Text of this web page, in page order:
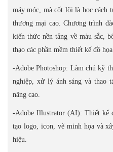
máy móc, mà cốt lõi là học cách
thương mại cao. Chương trình
kiến thức nền tảng về màu sắc,
thạo các phần mềm thiết kế đồ
-Adobe Photoshop: Làm chủ kỹ
nghiệp, xử lý ánh sáng và thao
nâng cao.
-Adobe Illustrator (AI): Thiết kế
tạo logo, icon, vẽ minh họa và
hiệu.